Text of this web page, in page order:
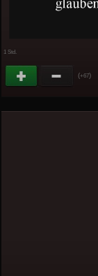
1 Std.
(+67)